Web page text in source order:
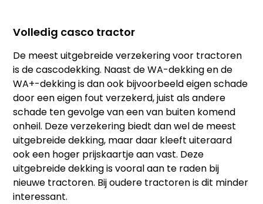
Volledig casco tractor
De meest uitgebreide verzekering voor tractoren
is de cascodekking. Naast de WA-dekking en de
WA+-dekking is dan ook bijvoorbeeld eigen schade
door een eigen fout verzekerd, juist als andere
schade ten gevolge van een van buiten komend
onheil. Deze verzekering biedt dan wel de meest
uitgebreide dekking, maar daar kleeft uiteraard
ook een hoger prijskaartje aan vast. Deze
uitgebreide dekking is vooral aan te raden bij
nieuwe tractoren. Bij oudere tractoren is dit minder
interessant.